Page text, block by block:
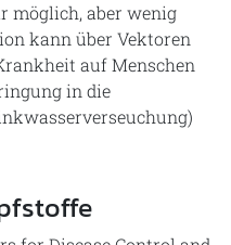
möglich, aber wenig
kann über Vektoren
auf Menschen
in die